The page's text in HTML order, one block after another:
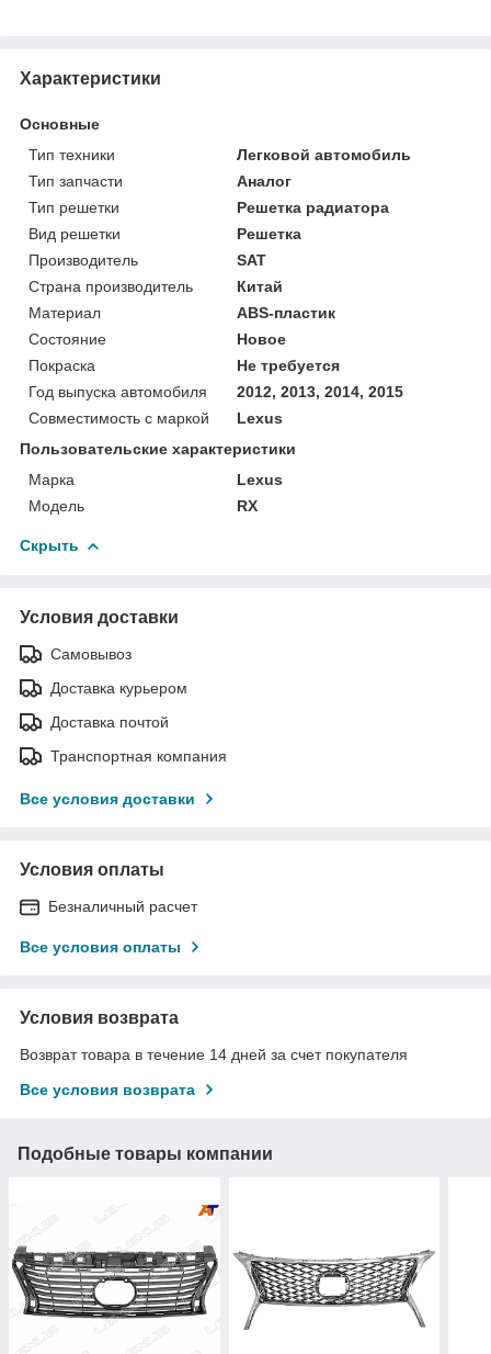
Характеристики
Основные
Тип техники
Легковой автомобиль
Тип запчасти
Аналог
Тип решетки
Решетка радиатора
Вид решетки
Решетка
Производитель
SAT
Страна производитель
Китай
Материал
ABS-пластик
Состояние
Новое
Покраска
Не требуется
Год выпуска автомобиля
2012, 2013, 2014, 2015
Совместимость с маркой
Lexus
Пользовательские характеристики
Марка
Lexus
Модель
RX
Скрыть
Условия доставки
Самовывоз
Доставка курьером
Доставка почтой
Транспортная компания
Все условия доставки
Условия оплаты
Безналичный расчет
Все условия оплаты
Условия возврата
Возврат товара в течение 14 дней за счет покупателя
Все условия возврата
Подобные товары компании